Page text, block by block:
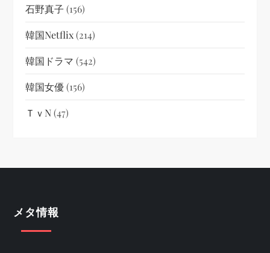
石野真子 (156)
韓国netflix(214)
韓国ドラマ (542)
韓国女優(156)
ＴｖN(47)
メタ情報